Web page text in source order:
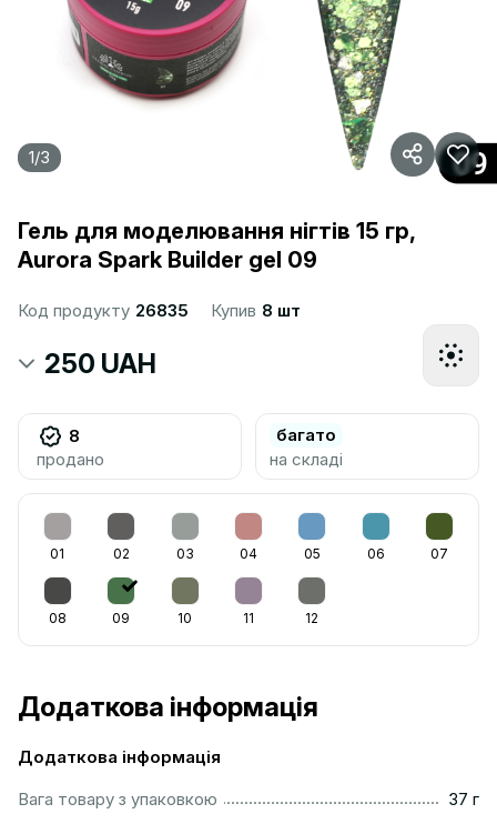
1/3
Гель для моделювання нігтів 15 гр,
Aurora Spark Builder gel 09
Код продукту 26835 Купив 8 шт
250 UAH
8
продано
багато
на складі
01 02 03 04 05 06 07
08 09 10 11 12
Додаткова інформація
Додаткова інформація
Вага товару з упаковкою
37 г